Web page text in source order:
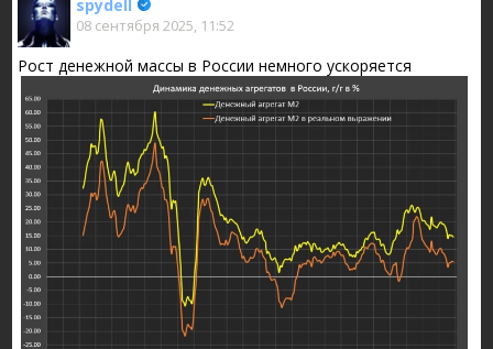
spydell
08 сентября 2025, 11:52
Рост денежной массы в России немного ускоряется